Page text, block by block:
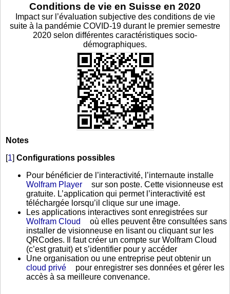
Conditions de vie en Suisse en 2020
Impact sur l’évaluation subjective des conditions de vie
suite à la pandémie COVID-19 durant le premier semestre
2020 selon différentes caractéristiques socio-
démographiques.
Notes
[1] Configurations possibles
Pour bénéficier de l’interactivité, l’internaute installe
Wolfram Player
sur son poste. Cette visionneuse est
gratuite. L’application qui permet l’interactivité est
téléchargée lorsqu’il clique sur une image.
Les applications interactives sont enregistrées sur
Wolfram Cloud
où elles peuvent être consultées sans
installer de visionneuse en lisant ou cliquant sur les
QRCodes. Il faut créer un compte sur Wolfram Cloud
(c’est gratuit) et s’identifier pour y accéder
Une organisation ou une entreprise peut obtenir un
cloud privé
pour enregistrer ses données et gérer les
accès à sa meilleure convenance.